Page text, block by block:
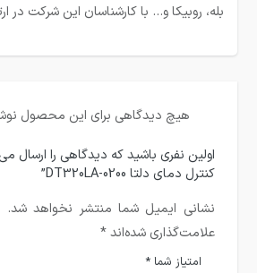
بله، روبیکا و… با کارشناسان این شرکت در
هیچ دیدگاهی برای این محصول
اولین نفری باشید که دیدگاهی را ارسال
کنترل دمای دلتا DT320LA-0200”
نشانی ایمیل شما منتشر نخواهد شد.
علامت‌گذاری شده‌اند*
امتیاز شما*